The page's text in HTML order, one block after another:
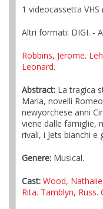
1 videocassetta
Altri formati: DIGI. -
Robbins, Jerome.
Leonard.
Abstract: La tragica
Maria, novelli
newyorchese anni
viene dalle famiglie,
rivali, i Jets bianchi e
Genere: Musical.
Cast: Wood, Nathalie
Rita. Tamblyn, Russ.